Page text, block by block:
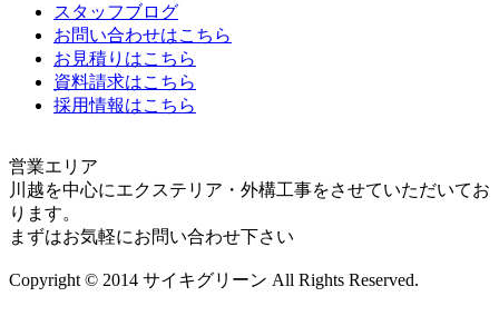
スタッフブログ
お問い合わせはこちら
お見積りはこちら
資料請求はこちら
採用情報はこちら
営業エリア
川越を中心にエクステリア・外構工事をさせていただいてお
ります。
まずはお気軽にお問い合わせ下さい
Copyright © 2014 サイキグリーン All Rights Reserved.